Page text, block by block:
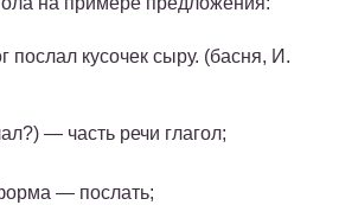
послал кусочек сыру. (басня, И.
— часть речи глагол;
— послать;